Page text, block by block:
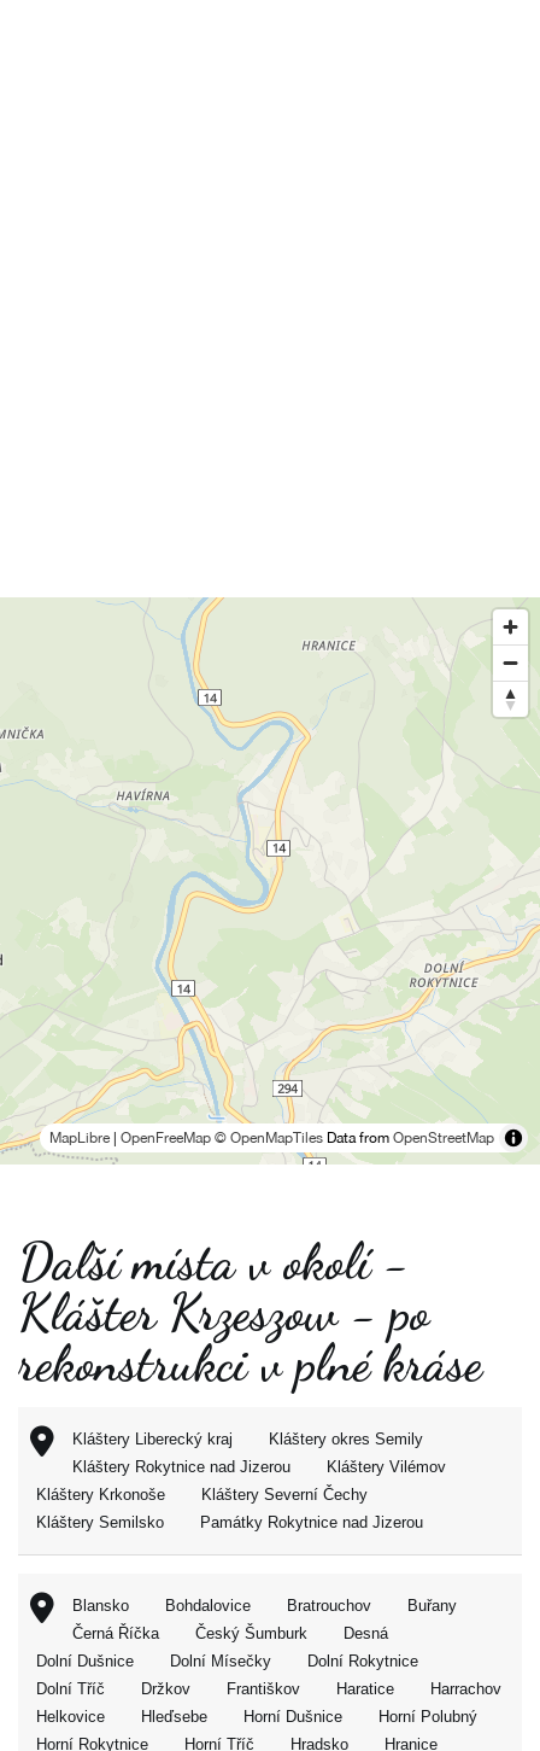
MapLibre OpenFreeMap © OpenMapTiles Data from OpenStreetMap
Další místa v okolí -
Klášter Krzeszow - po
rekonstrukci v plné kráse
Kláštery Liberecký kraj
Kláštery okres Semily
Kláštery Rokytnice nad Jizerou
Kláštery Vilémov
Kláštery Krkonoše
Kláštery Severní Čechy
Kláštery Semilsko
Památky Rokytnice nad Jizerou
Blansko Bohdalovice Bratrouchov
Buřany
Černá Říčka
Český Šumburk
Desná
Dolní Dušnice
Dolní Mísečky
Dolní Rokytnice
Dolní Tříč
Držkov Františkov Haratice
Harrachov
Helkovice
Hleďsebe Horní Dušnice
Horní Polubný
Horní Rokytnice
Horní Tříč Hradsko Hranice